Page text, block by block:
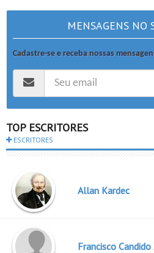
MENSAGENS NO
Cadastre-se e receba nossas
TOP ESCRITORES
ESCRITORES
Allan Kardec
Francisco